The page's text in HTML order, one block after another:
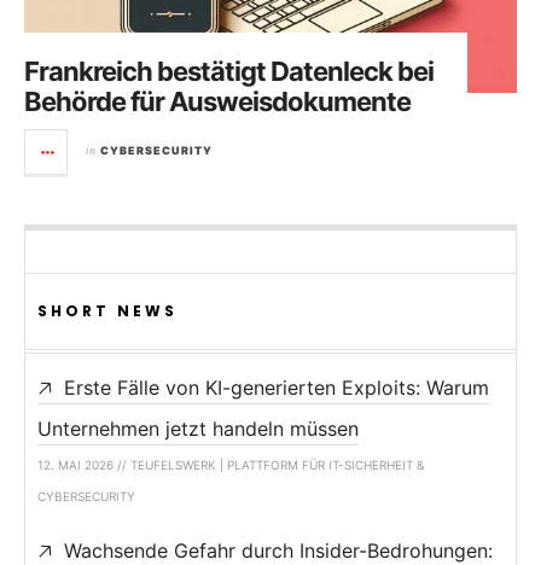
Frankreich bestätigt Datenleck bei
Behörde für Ausweisdokumente
in CYBERSECURITY
SHORT NEWS
Erste Fälle von KI-generierten Exploits: Warum
Unternehmen jetzt handeln müssen
12. MAI 2026 // TEUFELSWERK | PLATTFORM FÜR IT-SICHERHEIT &
CYBERSECURITY
Wachsende Gefahr durch Insider-Bedrohungen: